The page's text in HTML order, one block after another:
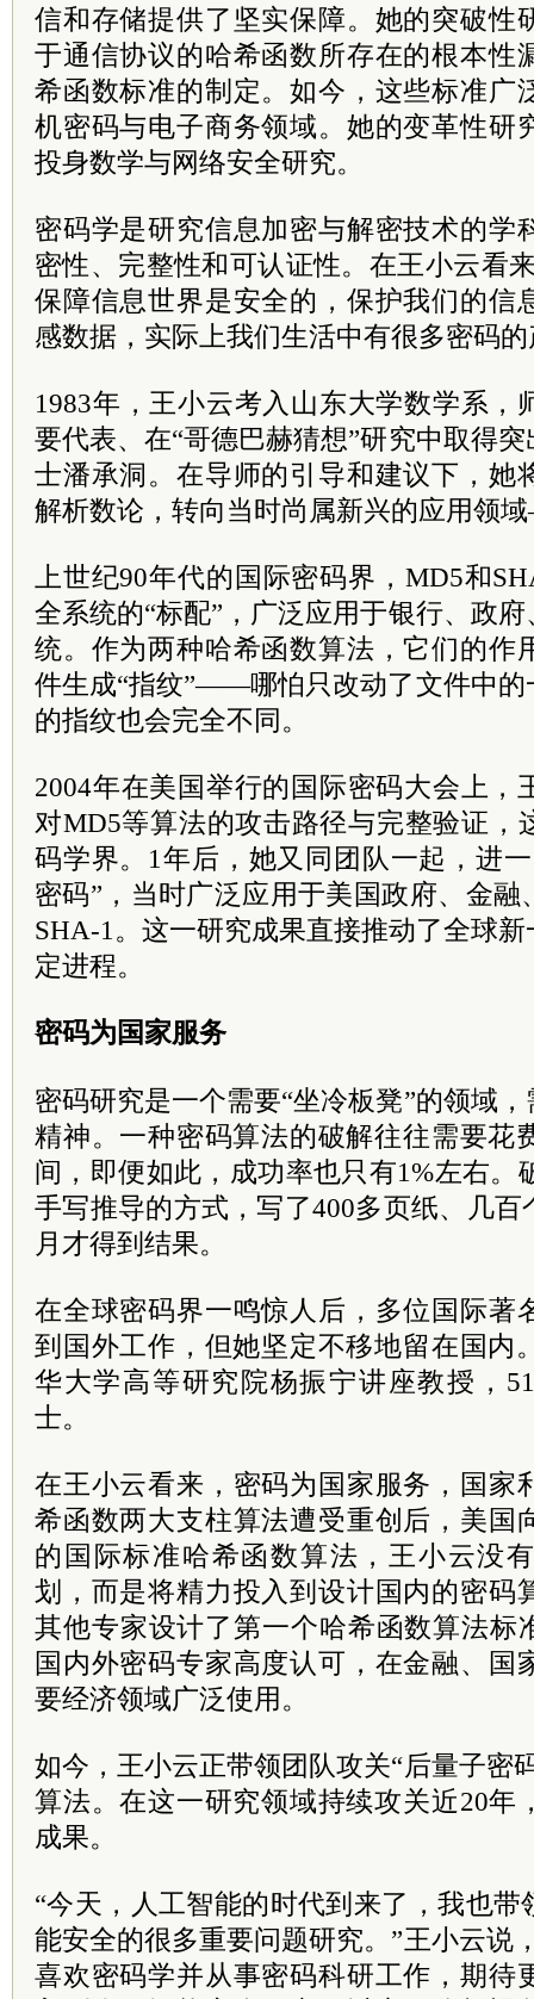
信和存储提供了坚实保障。她的突破性
于通信协议的哈希函数所存在的根本性
希函数标准的制定。如今，这些标准广
机密码与电子商务领域。她的变革性研
投身数学与网络安全研究。
密码学是研究信息加密与解密技术的学
密性、完整性和可认证性。在王小云看
保障信息世界是安全的，保护我们的信
感数据，实际上我们生活中有很多密码的
1983年，王小云考入山东大学数学系，
要代表、在“哥德巴赫猜想”研究中取得
士潘承洞。在导师的引导和建议下，她
解析数论，转向当时尚属新兴的应用领
上世纪90年代的国际密码界，MD5和
全系统的“标配”，广泛应用于银行、政
统。作为两种哈希函数算法，它们的作
件生成“指纹”——哪怕只改动了文件中的
的指纹也会完全不同。
2004年在美国举行的国际密码大会上，
对MD5等算法的攻击路径与完整验证，
码学界。1年后，她又同团队一起，进
密码”，当时广泛应用于美国政府、金
SHA-1。这一研究成果直接推动了全球
定进程。
密码为国家服务
密码研究是一个需要“坐冷板凳”的领域
精神。一种密码算法的破解往往需要花
间，即便如此，成功率也只有1%左右。
手写推导的方式，写了400多页纸、几
月才得到结果。
在全球密码界一鸣惊人后，多位国际著
到国外工作，但她坚定不移地留在国内
华大学高等研究院杨振宁讲座教授，
士。
在王小云看来，密码为国家服务，国家
希函数两大支柱算法遭受重创后，美国
的国际标准哈希函数算法，王小云没
划，而是将精力投入到设计国内的密码
其他专家设计了第一个哈希函数算法标
国内外密码专家高度认可，在金融、国
要经济领域广泛使用。
如今，王小云正带领团队攻关“后量子密
算法。在这一研究领域持续攻关近20年
成果。
“今天，人工智能的时代到来了，我也
能安全的很多重要问题研究。”王小云说
喜欢密码学并从事密码科研工作，期待